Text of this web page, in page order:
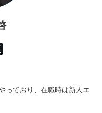
っており、在職時は新人エ